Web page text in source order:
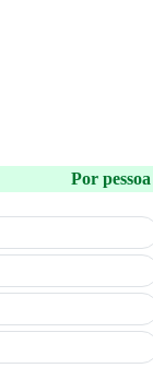
Por pessoa